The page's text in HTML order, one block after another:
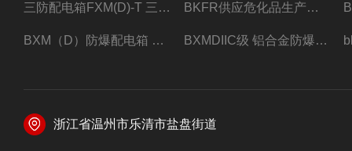
三防配电箱FXM(D)-T 三防型黑色工程塑料 BKFR供应危化品生产车间1.5匹2匹3匹5匹防爆空调
BXM（D）防爆配电箱 防爆照明动力箱厂家 定做 BXMDIIC级 铝合金防爆照明动力配电箱 加工定做
浙江省温州市乐清市盐盘街道